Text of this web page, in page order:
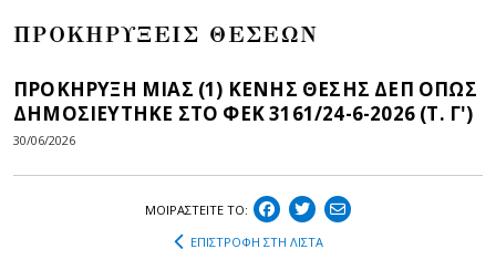
ΠΡΟΚΗΡΥΞΕΙΣ ΘΕΣΕΩΝ
ΠΡΟΚΗΡΥΞΗ ΜΙΑΣ (1) ΚΕΝΗΣ ΘΕΣΗΣ ΔΕΠ ΟΠΩΣ
ΔΗΜΟΣΙΕΥΤΗΚΕ ΣΤΟ ΦEK 3161/24-6-2026 (Τ. Γ')
30/06/2026
ΜΟΙΡΑΣΤEIΤΕ ΤΟ:
ΕΠΙΣΤΡΟΦΗ ΣΤΗ ΛΙΣΤΑ